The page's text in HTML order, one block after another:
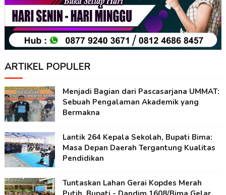
ARTIKEL POPULER
Menjadi Bagian dari Pascasarjana UMMAT:
Sebuah Pengalaman Akademik yang
Bermakna
Lantik 264 Kepala Sekolah, Bupati Bima:
Masa Depan Daerah Tergantung Kualitas
Pendidikan
Tuntaskan Lahan Gerai Kopdes Merah